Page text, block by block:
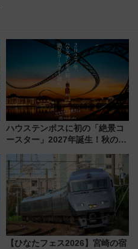
ハウステンボスに初の「絶景コ
ースター」2027年誕生！秋の
ろも一挙紹介
【ひなたフェス2026】宮崎の宿